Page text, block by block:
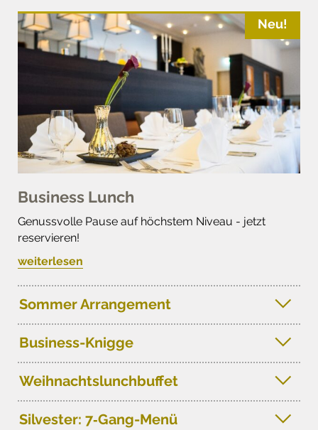
Neu!
Business Lunch
Genussvolle Pause auf höchstem Niveau - jetzt
reservieren!
weiterlesen
Sommer Arrangement
Business-Knigge
Weihnachtslunchbuffet
Silvester: 7‑Gang-Menü